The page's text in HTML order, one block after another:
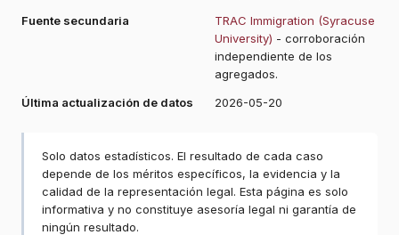
Fuente secundaria
TRAC Immigration (Syracuse
University) - corroboración
independiente de los
agregados.
Última actualización de datos
2026-05-20
Solo datos estadísticos. El resultado de cada caso
depende de los méritos específicos, la evidencia y la
calidad de la representación legal. Esta página es solo
informativa y no constituye asesoría legal ni garantía de
ningún resultado.